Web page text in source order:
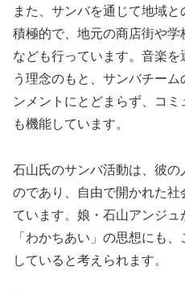
また、サンバを通じて地域
積極的で、地元の商店街や
なども行っています。音楽
う理念のもと、サンバチー
ンメントにとどまらず、コ
も機能しています。
石山氏のサンバ活動は、彼
のであり、自由で開かれた
ています。娘・石山アンジ
「わかちあい」の思想にも
していると考えられます。